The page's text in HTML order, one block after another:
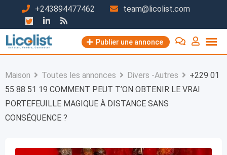
contenu
+243894477462 team@licolist.com
Publier une annonce
Maison Toutes les annonces Divers -Autres
+229 01
55 88 51 19 COMMENT PEUT T’ON OBTENIR LE VRAI
PORTEFEUILLE MAGIQUE À DISTANCE SANS
CONSÉQUENCE ?